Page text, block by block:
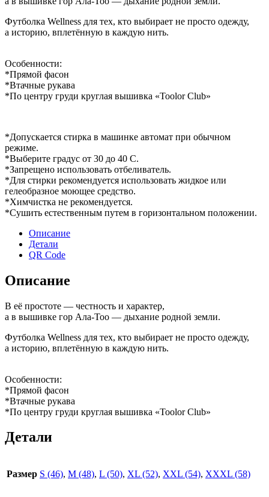
Футболка Wellness для тех, кто выбирает не просто одежду,
а историю, вплетённую в каждую нить.
Особенности:
*Прямой фасон
*Втачные рукава
*По центру груди круглая вышивка «Toolor Club»
*Допускается стирка в машинке автомат при обычном
режиме.
*Выберите градус от 30 до 40 С.
*Запрещено использовать отбеливатель.
*Для стирки рекомендуется использовать жидкое или
гелеобразное моющее средство.
*Химчистка не рекомендуется.
*Сушить естественным путем в горизонтальном положении.
Описание
Детали
QR Code
Описание
В её простоте — честность и характер,
а в вышивке гор Ала-Тоо — дыхание родной земли.
Футболка Wellness для тех, кто выбирает не просто одежду,
а историю, вплетённую в каждую нить.
Особенности:
*Прямой фасон
*Втачные рукава
*По центру груди круглая вышивка «Toolor Club»
Детали
Размер S (46), M (48), L (50), XL (52), XXL (54), XXXL (58)